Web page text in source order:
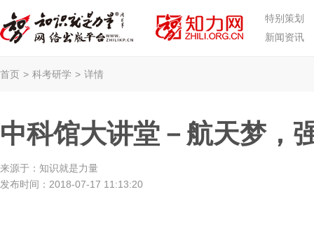
特别策划
新闻资讯
首页 > 科考研学 > 详情
中科馆大讲堂－航天梦，
来源于： 知识就是力量
发布时间： 2018-07-17 11:13:20